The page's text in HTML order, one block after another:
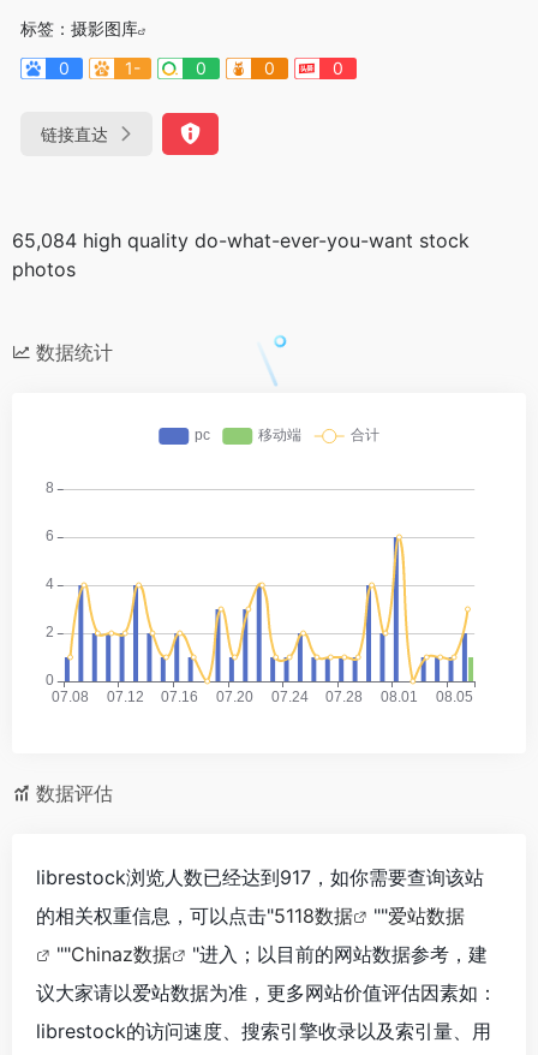
标签： 摄影图库
0
1- 0 0 0
链接直达
65,084 high quality do-what-ever-you-want stock
photos
数据统计
数据评估
librestock浏览人数已经达到917，如你需要查询该站
的相关权重信息，可以点击"5118数据 ""爱站数据
""Chinaz数据
"进入；以目前的网站数据参考，建
议大家请以爱站数据为准，更多网站价值评估因素如：
librestock的访问速度、搜索引擎收录以及索引量、用